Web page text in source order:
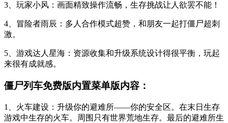
3、玩家小风：画面精致操作流畅，生存挑战让人欲罢不能！
4、冒险者雨辰：多人合作模式超赞，和朋友一起打僵尸超刺
激。
5、游戏达人星海：资源收集和升级系统设计得很平衡，玩起
来很有成就感。
僵尸列车免费版内置菜单版内容：
1、火车建设：升级你的避难所——你的安全区。在末日生存
游戏中生存的火车。周围只有世界荒地生存。最后的避难所生